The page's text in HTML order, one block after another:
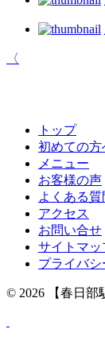
〈
トップ
初めての方
メニュー
お客様の声
よくある質
アクセス
お問い合せ
サイトマッ
プライバ
© 2026 【春日